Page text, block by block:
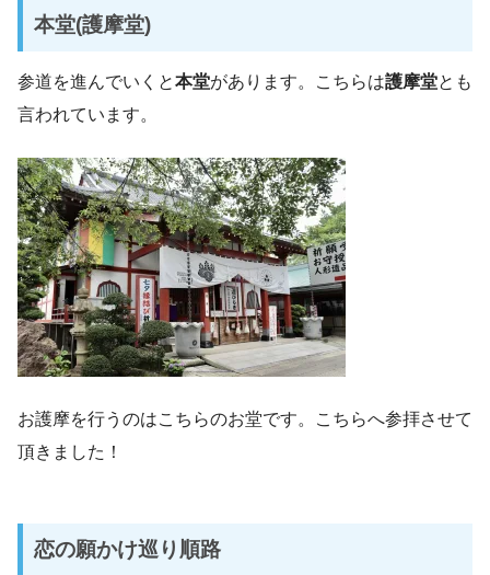
本堂(護摩堂)
参道を進んでいくと本堂があります。こちらは護摩堂とも
言われています。
お護摩を行うのはこちらのお堂です。こちらへ参拝させて
頂きました！
恋の願かけ巡り順路